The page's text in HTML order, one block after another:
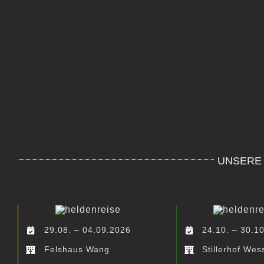
29.08. – 04.09.2026
Felshaus Wang
24.10. –
Stillerhof